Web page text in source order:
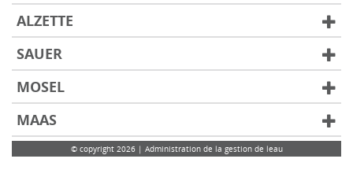
ALZETTE
SAUER
MOSEL
MAAS
© copyright 2026 | Administration de la gestion de leau